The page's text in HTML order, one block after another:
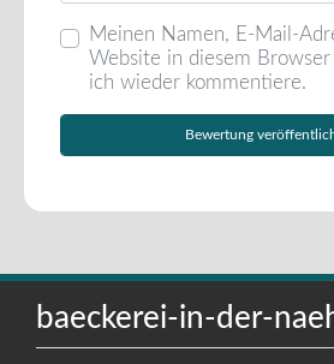
Meinen Namen, E-Mail-
Website in diesem
ich wieder kommentiere.
baeckerei-in-der-